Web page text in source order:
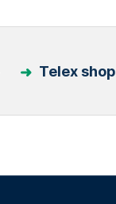
Telex shop